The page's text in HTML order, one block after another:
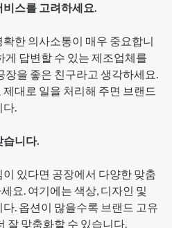
스를 고려하세요.
한 의사소통이 매우 중요합니
게 답변할 수 있는 제조업체를
장을 좋은 친구라고 생각하세요.
대로 일을 처리해 주면 브랜드
다.
습니다.
있다면 공장에서 다양한 맞춤
요. 여기에는 색상, 디자인 및
. 옵션이 많을수록 브랜드 고유
잘 맞춤화할 수 있습니다.